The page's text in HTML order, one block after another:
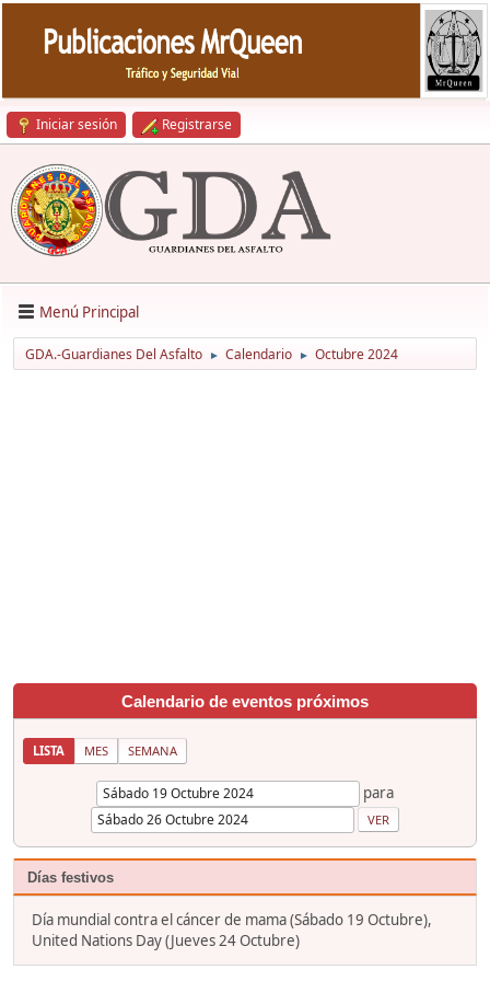
Iniciar sesión Registrarse
Menú Principal
GDA.-Guardianes Del Asfalto ► Calendario ► Octubre 2024
Calendario de eventos próximos
LISTA MES SEMANA
para
Días festivos
Día mundial contra el cáncer de mama (Sábado 19 Octubre),
United Nations Day (Jueves 24 Octubre)